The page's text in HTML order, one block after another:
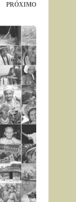
PRÓXIMO